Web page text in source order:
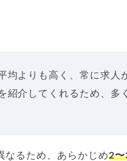
均よりも高く、常に求人
紹介してくれるため、多
なるため、あらかじめ2〜